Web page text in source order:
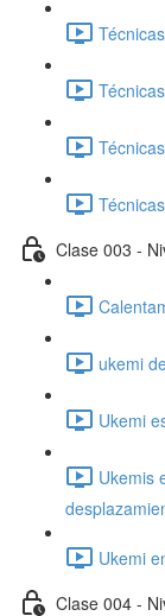
Clase 003 -
ukemi
Ukemi
Ukemis
Ukemi
Clase 004 -